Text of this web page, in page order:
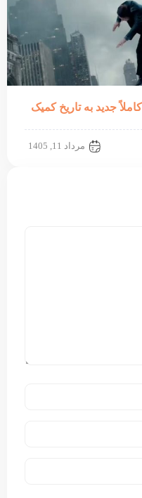
جدید به تاریخ کمیک
مرداد 11, 1405